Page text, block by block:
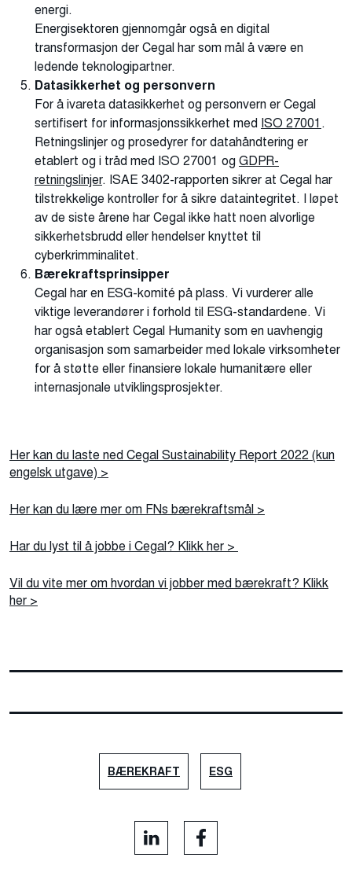
energi.
Energisektoren gjennomgår også en digital
transformasjon der Cegal har som mål å være en
ledende teknologipartner.
Datasikkerhet og personvern
For å ivareta datasikkerhet og personvern er Cegal
sertifisert for informasjonssikkerhet med ISO 27001.
Retningslinjer og prosedyrer for datahåndtering er
etablert og i tråd med ISO 27001 og GDPR-
retningslinjer. ISAE 3402-rapporten sikrer at Cegal har
tilstrekkelige kontroller for å sikre dataintegritet. I løpet
av de siste årene har Cegal ikke hatt noen alvorlige
sikkerhetsbrudd eller hendelser knyttet til
cyberkrimminalitet.
Bærekraftsprinsipper
Cegal har en ESG-komité på plass. Vi vurderer alle
viktige leverandører i forhold til ESG-standardene. Vi
har også etablert Cegal Humanity som en uavhengig
organisasjon som samarbeider med lokale virksomheter
for å støtte eller finansiere lokale humanitære eller
internasjonale utviklingsprosjekter.
Her kan du laste ned Cegal Sustainability Report 2022 (kun
engelsk utgave) >
Her kan du lære mer om FNs bærekraftsmål >
Har du lyst til å jobbe i Cegal? Klikk her >
Vil du vite mer om hvordan vi jobber med bærekraft? Klikk
her >
BÆREKRAFT ESG